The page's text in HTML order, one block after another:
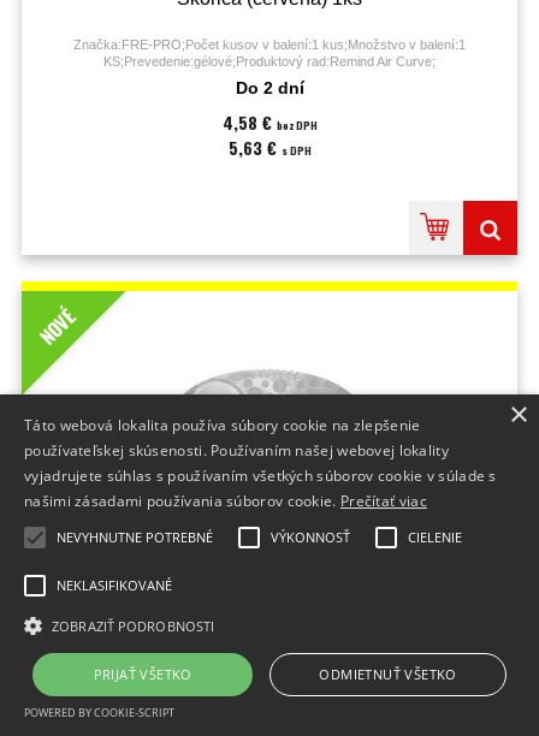
Značka:FRE-PRO;Počet kusov v balení:1 kus;Množstvo v balení:1
KS;Prevedenie:gélové;Produktový rad:Remind Air Curve;
Do 2 dní
4,58 € bez DPH
5,63 € s DPH
NOVÉ
Vonná záveska REMIND AIR CURVE Mango
Značka:FRE-PRO;Počet kusov v balení:1 kus;Množstvo v balení:1
Do 2 dní
4,58 €
×
Táto webová lokalita používa súbory cookie na zlepšenie
používateľskej skúsenosti. Používaním našej webovej lokality
vyjadrujete súhlas s používaním všetkých súborov cookie v súlade s
našimi zásadami používania súborov cookie. Prečítať viac
NEVYHNUTNE POTREBNÉ VÝKONNOSŤ CIELENIE
NEKLASIFIKOVANÉ
ZOBRAZIŤ PODROBNOSTI
PRIJAŤ VŠETKO ODMIETNUŤ VŠETKO
POWERED BY COOKIE-SCRIPT